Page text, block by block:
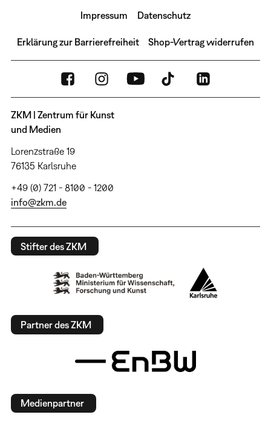
Impressum Datenschutz
Erklärung zur Barrierefreiheit Shop-Vertrag widerrufen
ZKM | Zentrum für Kunst
und Medien
Lorenzstraße 19
76135 Karlsruhe
+49 (0) 721 - 8100 - 1200
info@zkm.de
Stifter des ZKM
Partner des ZKM
Medienpartner